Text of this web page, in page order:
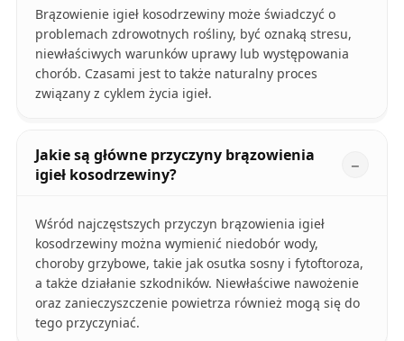
Brązowienie igieł kosodrzewiny może świadczyć o
problemach zdrowotnych rośliny, być oznaką stresu,
niewłaściwych warunków uprawy lub występowania
chorób. Czasami jest to także naturalny proces
związany z cyklem życia igieł.
Jakie są główne przyczyny brązowienia
igieł kosodrzewiny?
Wśród najczęstszych przyczyn brązowienia igieł
kosodrzewiny można wymienić niedobór wody,
choroby grzybowe, takie jak osutka sosny i fytoftoroza,
a także działanie szkodników. Niewłaściwe nawożenie
oraz zanieczyszczenie powietrza również mogą się do
tego przyczyniać.